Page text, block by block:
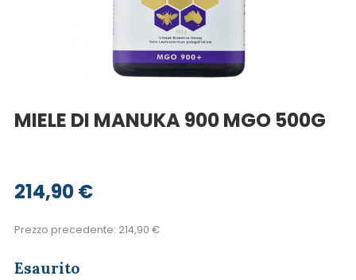
MIELE DI MANUKA 900 MGO 500G
214,90€
Prezzo precedente: 214,90 €
Esaurito